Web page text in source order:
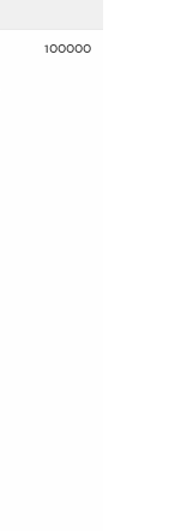
100000